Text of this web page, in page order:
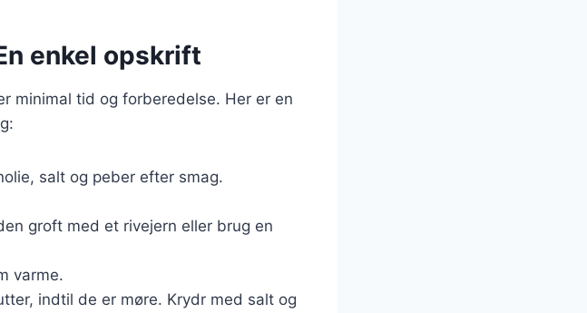
enkel opskrift
minimal tid og forberedelse. Her er en
salt og peber efter smag.
groft med et rivejern eller brug en
varme.
indtil de er møre. Krydr med salt og